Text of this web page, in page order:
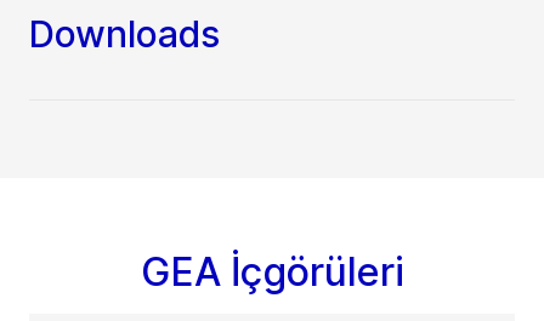
Downloads
GEA İçgörüleri